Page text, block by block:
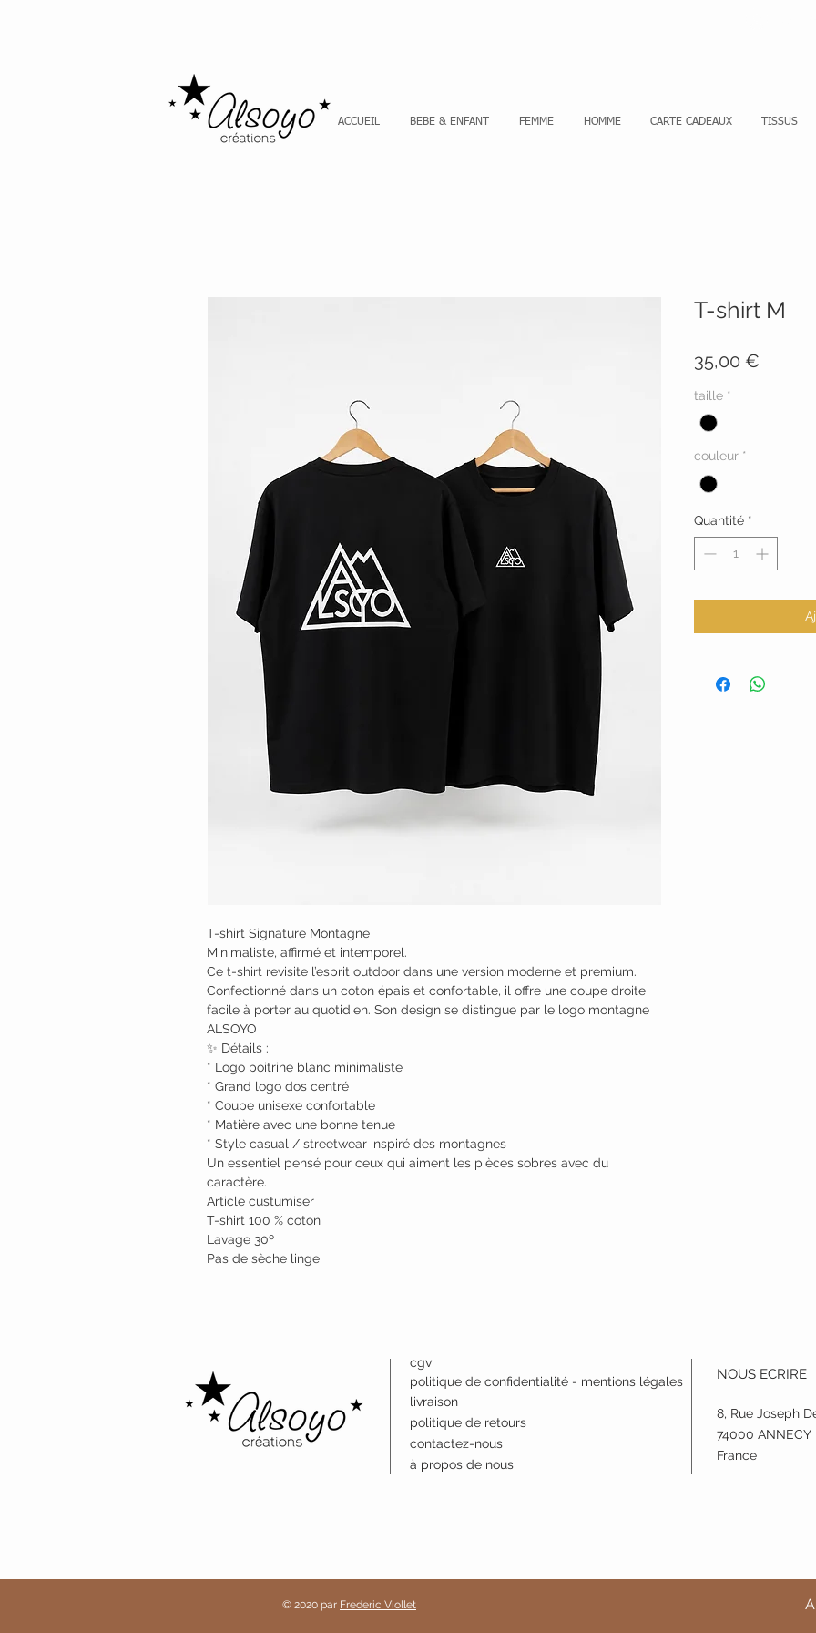
ACCUEIL BEBE & ENFANT FEMME HOMME CARTE CADEAUX TISSUS
T-shirt Signature Montagne
Minimaliste, affirmé et intemporel.
Ce t-shirt revisite l’esprit outdoor dans une version moderne et premium.
Confectionné dans un coton épais et confortable, il offre une coupe droite
facile à porter au quotidien. Son design se distingue par le logo montagne
ALSOYO
✨ Détails :
* Logo poitrine blanc minimaliste
* Grand logo dos centré
* Coupe unisexe confortable
* Matière avec une bonne tenue
* Style casual / streetwear inspiré des montagnes
Un essentiel pensé pour ceux qui aiment les pièces sobres avec du
caractère.
Article custumiser
T-shirt 100 % coton
Lavage 30º
Pas de sèche linge
T-shirt M
35,00 €
taille *
couleur *
Quantité *
cgv
politique de confidentialité - mentions légales
livraison
politique de retours
contactez-nous
à propos de nous
NOUS ECRIRE
8, Rue Joseph
74000 ANNECY
France
© 2020 par Frederic Viollet